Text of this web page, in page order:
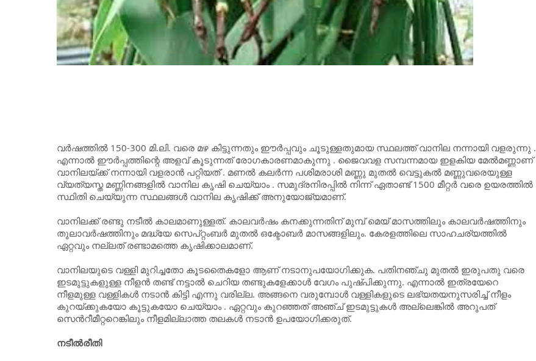
വര്‍ഷത്തില്‍ 150-300 മി.ലി. വരെ മഴ കിട്ടുന്നതും ഈര്‍പ്പവും ചൂടുള്ളതുമായ സ്ഥലത്ത് വാനില നന്നായി വളരുന്നു .
എന്നാല്‍ ഈര്‍പ്പത്തിന്റെ അളവ് കൂടുന്നത് രോഗകാരണമാകുന്നു . ജൈവവള സമ്പന്നമായ ഇളകിയ മേല്‍മണ്ണാണ്
വാനിലയ്ക്ക് നന്നായി വളരാന്‍ പറ്റിയത് . മണല്‍ കലര്‍ന്ന പശിമരാശി മണ്ണു മുതല്‍ വെട്ടുകല്‍ മണ്ണുവരെയുള്ള
വ്യത്യസ്ത മണ്ണിനങ്ങളില്‍ വാനില കൃഷി ചെയ്യാം . സമുദ്രനിരപ്പില്‍ നിന്ന് ഏതാണ്ട് 1500 മീറ്റര്‍ വരെ ഉയരത്തില്‍
സ്ഥിതി ചെയ്യുന്ന സ്ഥലങ്ങള്‍ വാനില കൃഷിക്ക് അനുയോജ്യമാണ്.
വാനിലക്ക് രണ്ടു നടീല്‍ കാലമാണുള്ളത്. കാലവര്‍ഷം കനക്കുന്നതിന് മുമ്പ് മെയ്‌ മാസത്തിലും കാലവര്‍ഷത്തിനും
തുലാവര്‍ഷത്തിനും മദ്ധ്യേ സെപ്റ്റംബര്‍ മുതല്‍ ഒക്ടോബര്‍ മാസങ്ങളിലും. കേരളത്തിലെ സാഹചര്യത്തില്‍
ഏറ്റവും നല്ലത് രണ്ടാമത്തെ കൃഷിക്കാലമാണ്.
വാനിലയുടെ വള്ളി മുറിച്ചതോ കൂടതൈകളോ ആണ് നടാനുപയോഗിക്കുക. പതിനഞ്ചു മുതല്‍ ഇരുപതു വരെ
ഇടമുട്ടുകളുള്ള നീളന്‍ തണ്ട് നട്ടാല്‍ ചെറിയ തണ്ടുകളേക്കാള്‍ വേഗം പുഷ്പിക്കുന്നു. എന്നാല്‍ ഇത്രയേറെ
നീളമുള്ള വള്ളികള്‍ നടാന്‍ കിട്ടി എന്നു വരില്ല. അങ്ങനെ വരുമ്പോള്‍ വള്ളികളുടെ ലഭ്യതയനുസരിച്ച് നീളം
കുറയ്ക്കുകയോ കൂട്ടുകയോ ചെയ്യാം . ഏറ്റവും കുറഞ്ഞത് അഞ്ച് ഇടമുട്ടുകള്‍ അല്ലെങ്കില്‍ അറുപത്
സെന്‍റീമീറ്ററെങ്കിലും നീളമില്ലാത്ത തലകള്‍ നടാന്‍ ഉപയോഗിക്കരുത്.
നടീല്‍രീതി